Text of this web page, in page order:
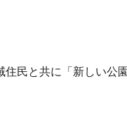
民と共に「新しい公